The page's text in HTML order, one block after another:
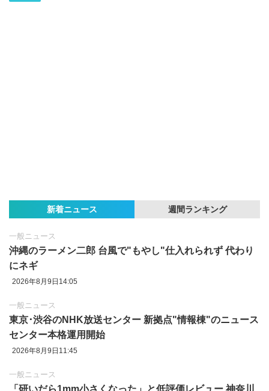
新着ニュース 週間ランキング
一般ニュース
沖縄のラーメン二郎 台風で"もやし"仕入れられず 代わり
にネギ
2026年8月9日14:05
一般ニュース
東京‪･‬渋谷のNHK放送センター 新拠点"情報棟"のニュース
センター本格運用開始
2026年8月9日11:45
一般ニュース
「研いだら1mm小さくなった」と低評価レビュー 神奈川